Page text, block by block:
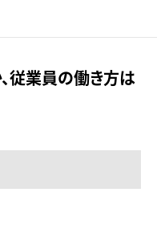
従業員の働き方は